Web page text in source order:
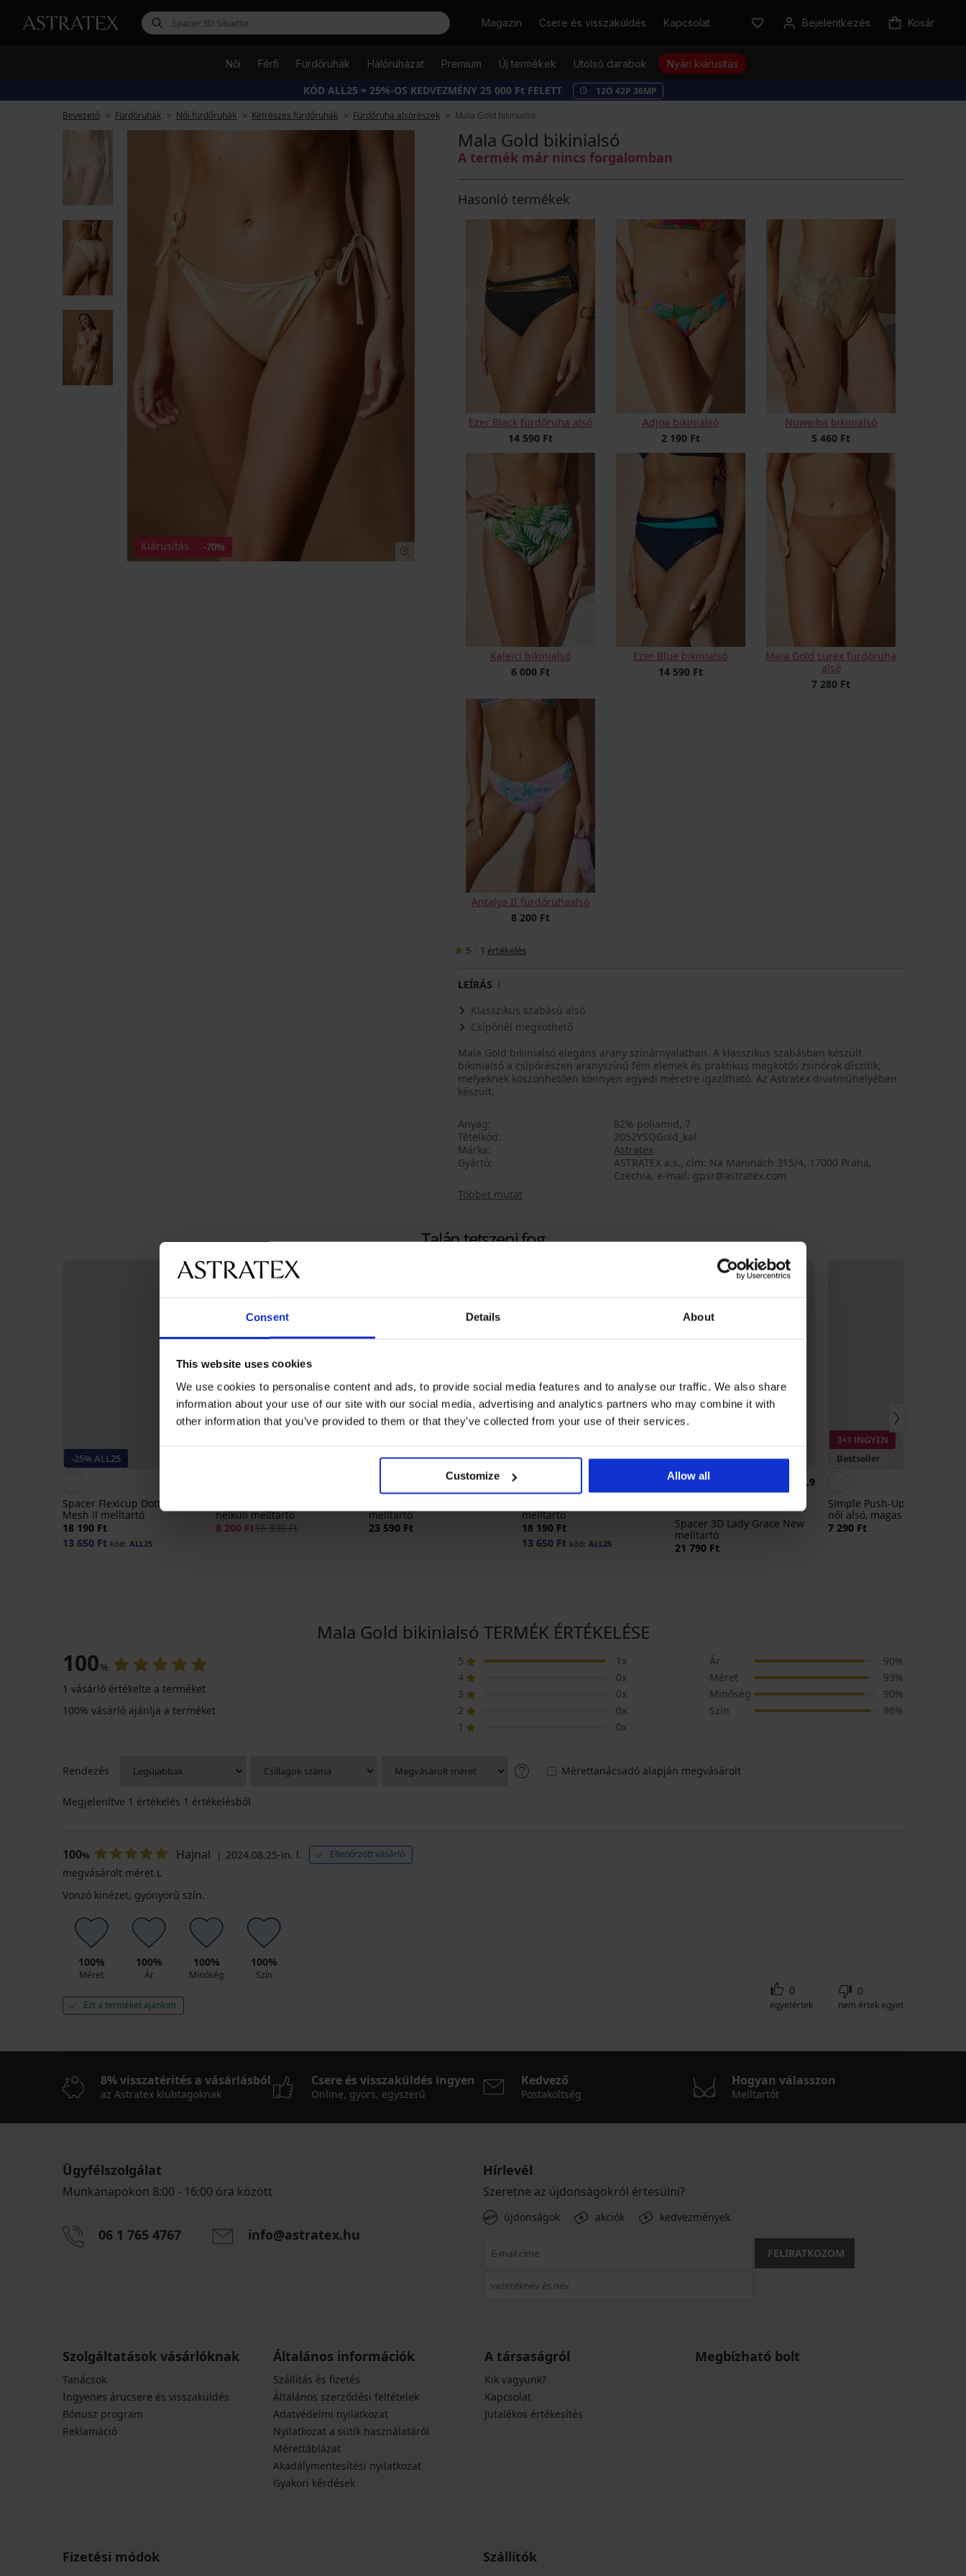
Consent Details About
This website uses cookies
We use cookies to personalise content and ads, to provide social media features and to analyse our traffic. We also share
information about your use of our site with our social media, advertising and analytics partners who may combine it with
other information that you’ve provided to them or that they’ve collected from your use of their services.
Customize Allow all
KeresésMagazin Csere és visszaküldés Kapcsolat Bejelentkezés Kosár
Női Férfi Fürdőruhák Hálóruházat Premium Új termékek Utolsó darabok Nyári kiárusítás
KÓD ALL25 = 25%-OS KEDVEZMÉNY 25 000 Ft FELETT 12Ó 42P 35MP
Bevezető
Fürdőruhák Női fürdőruhák Kétrészes fürdőruhák Fürdőruha alsórészek Mala Gold bikinialsó
Kiárusítás -70%
Mala Gold bikinialsó
A termék már nincs forgalomban
Hasonló termékek
Ezer Black fürdőruha alsó
14 590 Ft
Adjoa bikinialsó
2 190 Ft
Nuweiba bikinialsó
5 460 Ft
Kaleici bikinialsó
6 000 Ft
Ezer Blue bikinialsó
14 590 Ft
Maia Gold Lurex fürdőruha
alsó
7 280 Ft
Antalya II fürdőruhaalsó
8 200 Ft
5 1 értékelés
LEÍRÁS
Klasszikus szabású alsó
Csípőnél megköthető
Mala Gold bikinialsó elegáns arany színárnyalatban. A klasszikus szabásban készült
bikinialsó a csípőrészen aranyszínű fém elemek és praktikus megkötős zsinórok díszítik,
melyeknek köszönhetően könnyen egyedi méretre igazítható. Az Astratex divatműhelyében
készült.
Anyag
82% poliamid, 7
Tételkód
2052YSQGold_kal
Márka
Astratex
Gyártó
ASTRATEX a.s., cím: Na Maninách 315/4, 17000 Praha,
Czechia, e-mail: gpsr@astratex.com
Többet mutat
Talán tetszeni fog
-25% ALL25
Spacer Flexicup Dotted
Mesh II melltartó
18 190 Ft
13 650 Ft kód: ALL25
nélküli melltartó
8 200 Ft16 390 Ft
Bestseller
4,9
melltartó
23 590 Ft
-25% ALL25
melltartó
18 190 Ft
13 650 Ft kód: ALL25
Bestseller
4,9
Spacer 3D Lady Grace New
melltartó
21 790 Ft
3+1 INGYEN
Bestseller
Simple Push-Up alakformáló
női alsó, magas derékrésszel
7 290 Ft
Mala Gold bikinialsó TERMÉK ÉRTÉKELÉSE
100%
1 vásárló értékelte a terméket
100% vásárló ajánlja a terméket
5
1x
4
0x
3
0x
2
0x
1
0x
Ár
90%
Méret
93%
Minőség
90%
Szín
96%
Rendezés Mérettanácsadó alapján megvásárolt
Megjelenítve 1 értékelés 1 értékelésből
100% Hajnal 2024.08.25-in. l. Ellenőrzött vásárló
megvásárolt méret L
Vonzó kinézet, gyönyörű szín.
100%
Méret
100%
Ár
100%
Minőség
100%
Szín
Ezt a terméket ajánlom
0
egyetértek
0
nem értek egyet
8% visszatérítés a vásárlásból
az Astratex klubtagoknak
Csere és visszaküldés ingyen
Online, gyors, egyszerű
Kedvező
Postaköltség
Hogyan válasszon
Melltartót
Ügyfélszolgálat
Munkanapokon 8:00 - 16:00 óra között
06 1 765 4767 info@astratex.hu
Hírlevél
Szeretne az újdonságokról értesülni?
újdonságok akciók kedvezmények
FELIRATKOZOM
Szolgáltatások vásárlóknak
Tanácsok
Ingyenes árucsere és visszaküldés
Bónusz program
Reklamáció
Általános információk
Szállítás és fizetés
Általános szerződési feltételek
Adatvédelmi nyilatkozat
Nyilatkozat a sütik használatáról
Mérettáblázat
Akadálymentesítési nyilatkozat
Gyakori kérdések
A társaságról
Kik vagyunk?
Kapcsolat
Jutalékos értékesítés
Megbízható bolt
Fizetési módok Szállítók